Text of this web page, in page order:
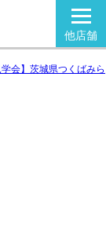
他店舗
学会】茨城県つくばみら